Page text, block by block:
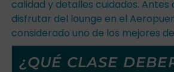
calidad y detalles cuidados. Antes
disfrutar del lounge en el
considerado uno de los mejores
¿QUÉ CLASE